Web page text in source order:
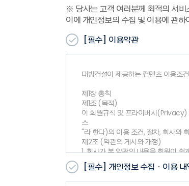
※ 당사는 고객 여러분께 최적의 서비
이에 개인정보의 수집 및 이용에 관
[필수] 이용약관
대방건설이 제공하는 컨텐츠 이용조
제1장 총칙
제1조 (목적)
이 회원규칙 및 프라이버시
스
"라 한다)의 이용 조건, 절차, 회사와
제2조 (약관의 게시와 개정)
1. 회사가 본 약관의 내용을 회원이
2. 회사는 『약관의규제에관한법률
경된 약관은 제1항과
같은 방법으로 공지함으로 써 효력을
[필수] 개인정보 수집ㆍ이용 내